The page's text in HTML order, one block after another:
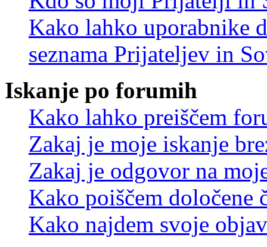
Kako lahko uporabnike
seznama Prijateljev in
Iskanje po forumih
Kako lahko preiščem
Zakaj je moje iskanje
Zakaj je odgovor na
Kako poiščem določene
Kako najdem svoje